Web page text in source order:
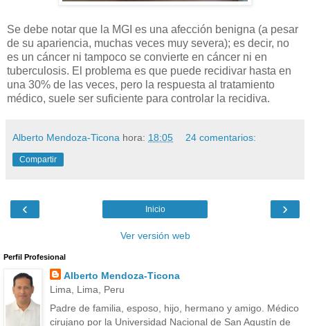
Se debe notar que la MGI es una afección benigna (a pesar
de su apariencia, muchas veces muy severa); es decir, no
es un cáncer ni tampoco se convierte en cáncer ni en
tuberculosis. El problema es que puede recidivar hasta en
una 30% de las veces, pero la respuesta al tratamiento
médico, suele ser suficiente para controlar la recidiva.
Alberto Mendoza-Ticona hora: 18:05 24 comentarios:
Compartir
‹ ›
Inicio
Ver versión web
Perfil Profesional
Alberto Mendoza-Ticona
Lima, Lima, Peru
Padre de familia, esposo, hijo, hermano y amigo. Médico
cirujano por la Universidad Nacional de San Agustín de